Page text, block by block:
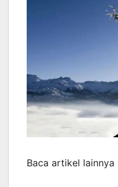
Baca artikel lainnya